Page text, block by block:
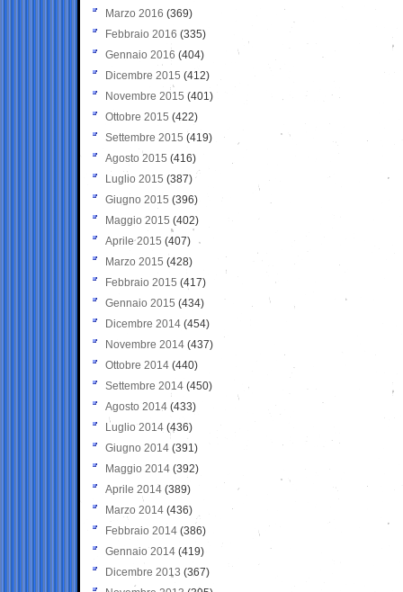
Marzo 2016 (369)
Febbraio 2016 (335)
Gennaio 2016 (404)
Dicembre 2015 (412)
Novembre 2015 (401)
Ottobre 2015 (422)
Settembre 2015 (419)
Agosto 2015 (416)
Luglio 2015 (387)
Giugno 2015 (396)
Maggio 2015 (402)
Aprile 2015 (407)
Marzo 2015 (428)
Febbraio 2015 (417)
Gennaio 2015 (434)
Dicembre 2014 (454)
Novembre 2014 (437)
Ottobre 2014 (440)
Settembre 2014 (450)
Agosto 2014 (433)
Luglio 2014 (436)
Giugno 2014 (391)
Maggio 2014 (392)
Aprile 2014 (389)
Marzo 2014 (436)
Febbraio 2014 (386)
Gennaio 2014 (419)
Dicembre 2013 (367)